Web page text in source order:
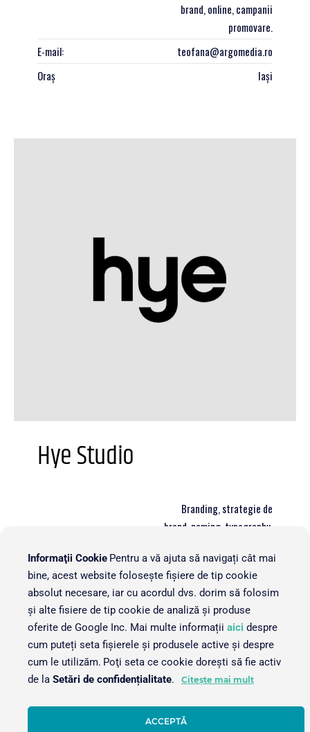
brand, online, campanii
promovare.
E-mail:
teofana@argomedia.ro
Oraș
Iași
Hye Studio
Branding, strategie de
brand, naming, typography,
platforma de comunicare,
design aplicatie
E-mail:
hi@hyestudio.com
Oraș
București
Informaţii Cookie Pentru a vă ajuta să navigați cât mai
bine, acest website folosește fișiere de tip cookie
absolut necesare, iar cu acordul dvs. dorim să folosim
și alte fisiere de tip cookie de analiză și produse
oferite de Google Inc. Mai multe informații aici despre
cum puteți seta fișierele și produsele active și despre
cum le utilizăm. Poţi seta ce cookie doreşti să fie activ
de la Setări de confidențialitate. Citește mai mult
ACCEPTĂ